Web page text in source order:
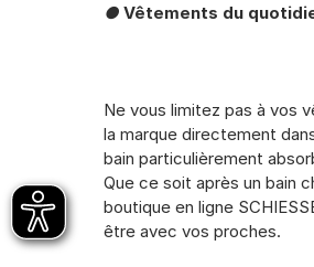
● Vêtements du
Ne vous limitez pas à vos
la marque directement
bain particulièrement
Que ce soit après un bain
boutique en ligne
être avec vos proches.